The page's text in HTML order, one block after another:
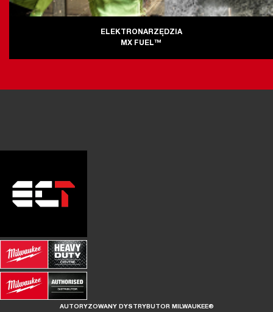
ELEKTRONARZĘDZIA
MX FUEL™
AUTORYZOWANY DYSTRYBUTOR MILWAUKEE®